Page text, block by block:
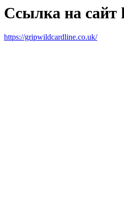
Ссылка на
https://gripwildcardline.co.uk/